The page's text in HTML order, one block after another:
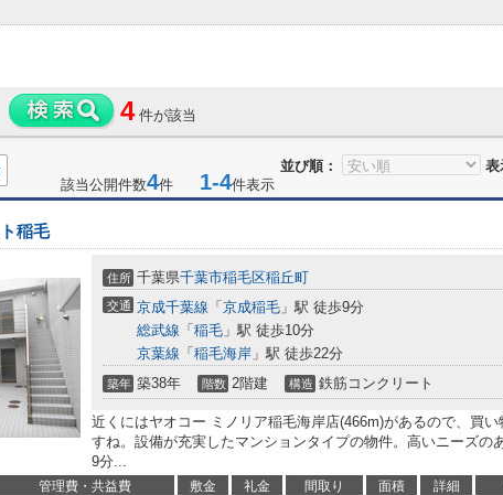
4 件が該当
並び順： 表
該当公開件数4件 1-4件表示
稲毛
住所 千葉県千葉市稲毛区稲丘町
交通 京成千葉線 「 京成稲毛 」駅 徒歩9分
総武線 「 稲毛 」駅 徒歩10分
京葉線 「 稲毛海岸 」駅 徒歩22分
築年 築38年 階数 2階建 構造 鉄筋コンクリート
近くにはヤオコー ミノリア稲毛海岸店(466m)があるので、買
すね。設備が充実したマンションタイプの物件。高いニーズの
9分...
管理費・共益費 敷金 礼金 間取り 面積 詳細